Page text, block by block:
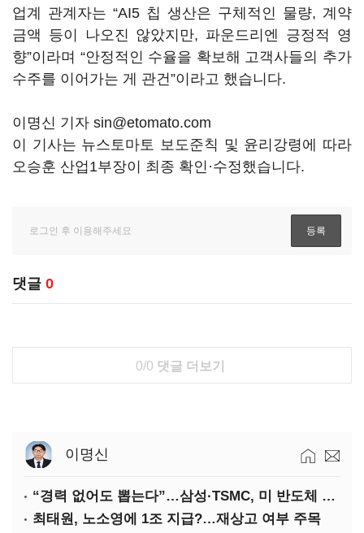
업계 관계자는 “AI5 칩 생산은 구체적인 물량, 계약
금액 등이 나오진 않았지만, 파운드리엔 긍정적 영
향”이라며 “안정적인 수율을 확보해 고객사들의 추가
수주를 이어가는 게 관건”이라고 했습니다.
이명신 기자 sin@etomato.com
이 기사는 뉴스토마토 보도준칙 및 윤리강령에 따라
오승훈 산업1부장이 최종 확인·수정했습니다.
댓글 0
0/0 댓글 더보기
이명신
“경력 없어도 뽑는다”…삼성·TSMC, 미 반도체 인재 쟁탈전
최태원, 노소영에 1조 지급?…재상고 여부 주목